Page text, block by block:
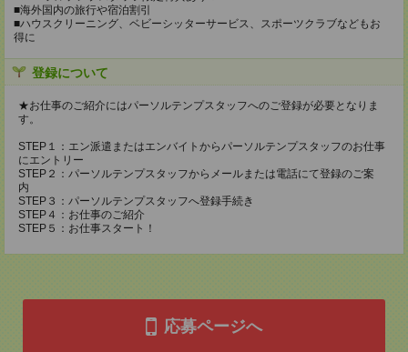
■海外国内の旅行や宿泊割引
■ハウスクリーニング、ベビーシッターサービス、スポーツクラブなどもお
得に
登録について
★お仕事のご紹介にはパーソルテンプスタッフへのご登録が必要となりま
す。
STEP１：エン派遣またはエンバイトからパーソルテンプスタッフのお仕事
にエントリー
STEP２：パーソルテンプスタッフからメールまたは電話にて登録のご案
内
STEP３：パーソルテンプスタッフへ登録手続き
STEP４：お仕事のご紹介
STEP５：お仕事スタート！
応募ページへ